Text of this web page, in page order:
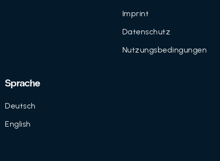
Imprint
Datenschutz
Nutzungsbedingungen
Sprache
Deutsch
English